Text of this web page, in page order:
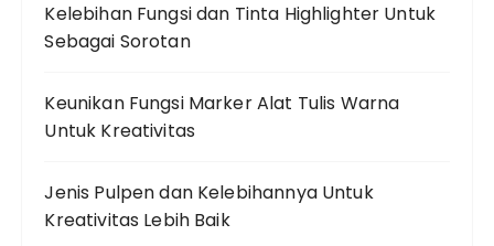
Kelebihan Fungsi dan Tinta Highlighter Untuk
Sebagai Sorotan
Keunikan Fungsi Marker Alat Tulis Warna
Untuk Kreativitas
Jenis Pulpen dan Kelebihannya Untuk
Kreativitas Lebih Baik